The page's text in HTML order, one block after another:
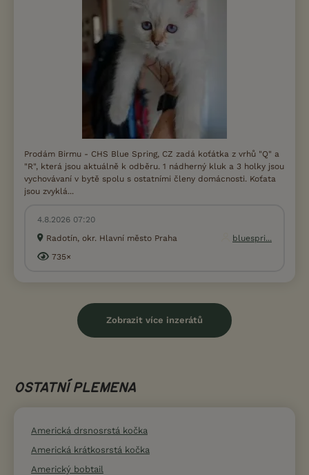
Prodám Birmu - CHS Blue Spring, CZ zadá koťátka z vrhů "Q" a
"R", která jsou aktuálně k odběru. 1 nádherný kluk a 3 holky jsou
vychovávaní v bytě spolu s ostatními členy domácnosti. Koťata
jsou zvyklá...
4.8.2026 07:20
Radotín, okr. Hlavní město Praha
bluespri...
735×
Zobrazit více inzerátů
OSTATNÍ PLEMENA
Americká drsnosrstá kočka
Americká krátkosrstá kočka
Americký bobtail